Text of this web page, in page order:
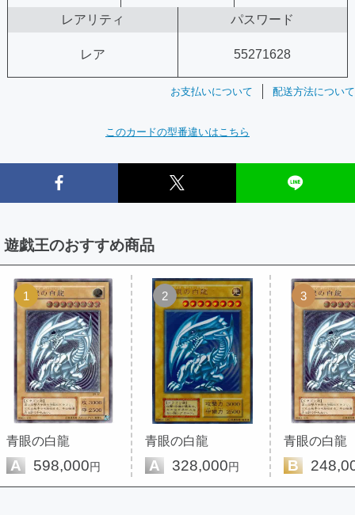
レアリティ パスワード
レア 55271628
お支払いについて 配送方法について
このカードの型番違いはこちら
遊戯王のおすすめ商品
1
青眼の白龍
A 598,000円
2
青眼の白龍
A 328,000円
3
青眼の白龍
B